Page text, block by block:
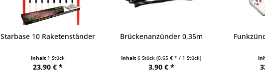
Starbase 10 Raketenständer
Inhalt 1 Stück
23,90 € *
Brückenanzünder 0,35m
Inhalt6 Stück(0,65 € * / 1 Stück)
3,90 € *